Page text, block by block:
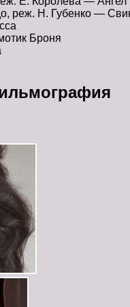
реж. Н. Губенко —
Броня